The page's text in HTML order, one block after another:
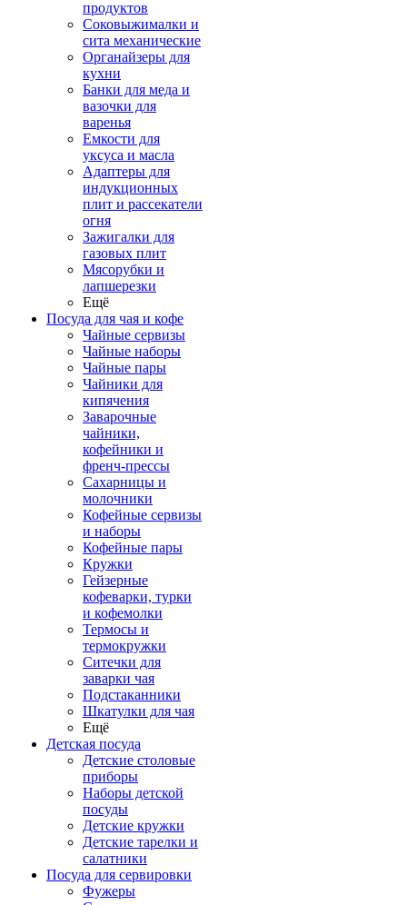
продуктов
Соковыжималки и
сита механические
Органайзеры для
кухни
Банки для меда и
вазочки для
варенья
Емкости для
уксуса и масла
Адаптеры для
индукционных
плит и рассекатели
огня
Зажигалки для
газовых плит
Мясорубки и
лапшерезки
Ещё
Посуда для чая и кофе
Чайные сервизы
Чайные наборы
Чайные пары
Чайники для
кипячения
Заварочные
чайники,
кофейники и
френч-прессы
Сахарницы и
молочники
Кофейные сервизы
и наборы
Кофейные пары
Кружки
Гейзерные
кофеварки, турки
и кофемолки
Термосы и
термокружки
Ситечки для
заварки чая
Подстаканники
Шкатулки для чая
Ещё
Детская посуда
Детские столовые
приборы
Наборы детской
посуды
Детские кружки
Детские тарелки и
салатники
Посуда для сервировки
Фужеры